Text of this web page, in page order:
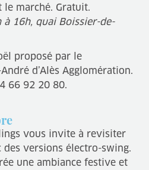
le marché. Gratuit.
16h, quai Boissier-de-
proposé par le
d’Alès Agglomération.
66 92 20 80.
vous invite à revisiter
des versions électro-swing.
une ambiance festive et